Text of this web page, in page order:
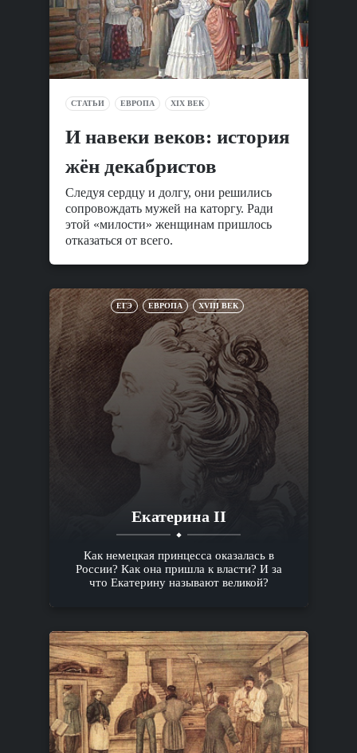
СТАТЬИ ЕВРОПА XIX ВЕК
И навеки веков: история
жён декабристов
Следуя сердцу и долгу, они решились
сопровождать мужей на каторгу. Ради
этой «милости» женщинам пришлось
отказаться от всего.
ЕГЭ ЕВРОПА XVIII ВЕК
Екатерина II
Как немецкая принцесса оказалась в
России? Как она пришла к власти? И за
что Екатерину называют великой?